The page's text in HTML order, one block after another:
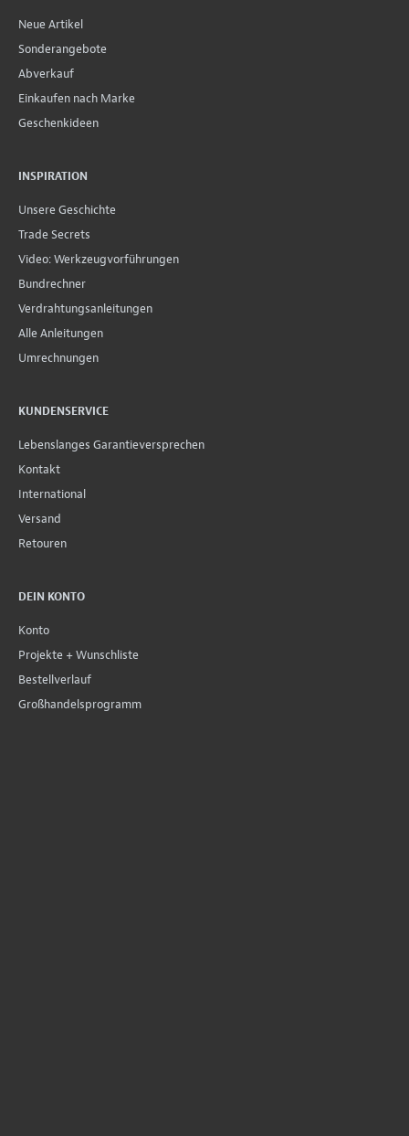
Neue Artikel
Sonderangebote
Abverkauf
Einkaufen nach Marke
Geschenkideen
INSPIRATION
Unsere Geschichte
Trade Secrets
Video: Werkzeugvorführungen
Bundrechner
Verdrahtungsanleitungen
Alle Anleitungen
Umrechnungen
KUNDENSERVICE
Lebenslanges Garantieversprechen
Kontakt
International
Versand
Retouren
DEIN KONTO
Konto
Projekte + Wunschliste
Bestellverlauf
Großhandelsprogramm